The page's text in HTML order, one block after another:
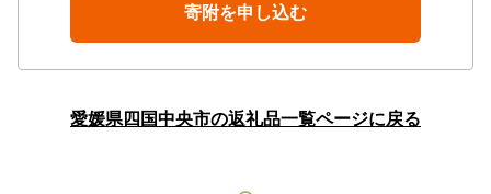
寄附を申し込む
愛媛県四国中央市の返礼品一覧ページに戻る